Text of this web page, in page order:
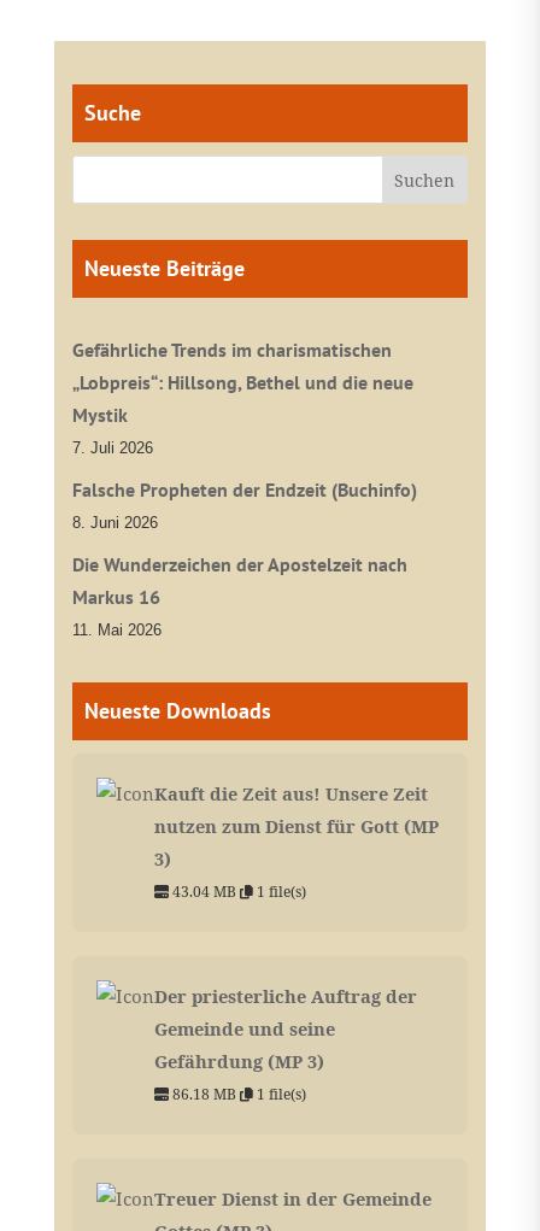
Suche
Neueste Beiträge
Gefährliche Trends im charismatischen
„Lobpreis“: Hillsong, Bethel und die neue
Mystik
7. Juli 2026
Falsche Propheten der Endzeit (Buchinfo)
8. Juni 2026
Die Wunderzeichen der Apostelzeit nach
Markus 16
11. Mai 2026
Neueste Downloads
Kauft die Zeit aus! Unsere Zeit
nutzen zum Dienst für Gott (MP
3)
43.04 MB 1 file(s)
Der priesterliche Auftrag der
Gemeinde und seine
Gefährdung (MP 3)
86.18 MB 1 file(s)
Treuer Dienst in der Gemeinde